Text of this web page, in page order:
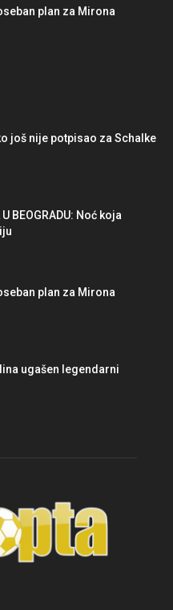
plan za Mirona
još nije potpisao za Schalke
U BEOGRADU: Noć koja
plan za Mirona
ugašen legendarni